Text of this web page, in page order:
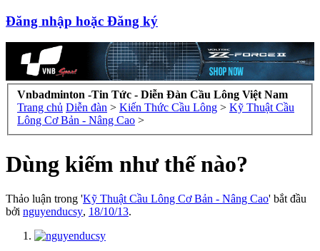
Đăng nhập hoặc Đăng ký
Vnbadminton -Tin Tức - Diễn Đàn Cầu Lông Việt Nam
Trang chủ Diễn đàn > Kiến Thức Cầu Lông > Kỹ Thuật Cầu
Lông Cơ Bản - Nâng Cao >
Dùng kiếm như thế nào?
Thảo luận trong 'Kỹ Thuật Cầu Lông Cơ Bản - Nâng Cao' bắt đầu
bởi nguyenducsy, 18/10/13.